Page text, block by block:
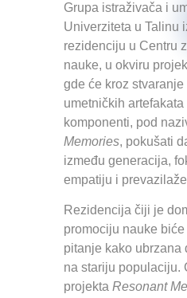
Grupa istraživača i
Univerziteta u Talinu
rezidenciju u Centru
nauke, u okviru
gde će kroz
umetničkih
komponenti, pod
Memories, pokušati
između generacija,
empatiju i
Rezidencija čiji je
promociju nauke
pitanje kako ubrzana
na stariju populaciju.
projekta Resonant